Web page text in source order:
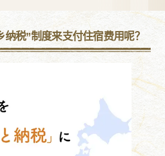
税”制度来支付住宿费用呢？